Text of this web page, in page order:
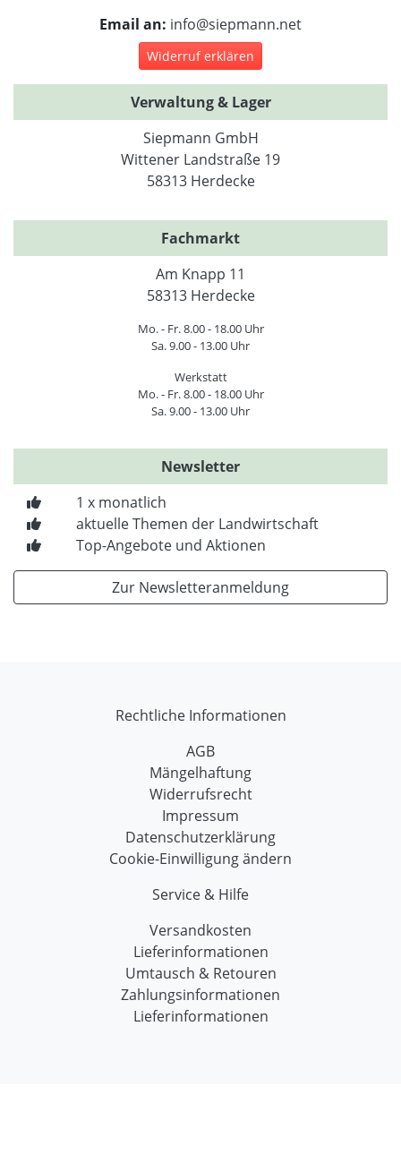
Email an: info@siepmann.net
Widerruf erklären
Verwaltung & Lager
Siepmann GmbH
Wittener Landstraße 19
58313 Herdecke
Fachmarkt
Am Knapp 11
58313 Herdecke
Mo. - Fr. 8.00 - 18.00 Uhr
Sa. 9.00 - 13.00 Uhr
Werkstatt
Mo. - Fr. 8.00 - 18.00 Uhr
Sa. 9.00 - 13.00 Uhr
Newsletter
1 x monatlich
aktuelle Themen der Landwirtschaft
Top-Angebote und Aktionen
Zur Newsletteranmeldung
Rechtliche Informationen
AGB
Mängelhaftung
Widerrufsrecht
Impressum
Datenschutzerklärung
Cookie-Einwilligung ändern
Service & Hilfe
Versandkosten
Lieferinformationen
Umtausch & Retouren
Zahlungsinformationen
Lieferinformationen